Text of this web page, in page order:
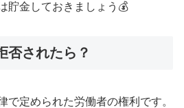
貯金しておきましょう💰
否されたら？
で定められた労働者の権利です。